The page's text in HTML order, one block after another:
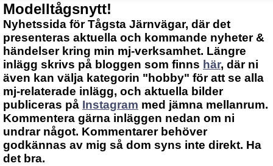
Modelltågsnytt!
Nyhetssida för Tågsta Järnvägar, där det
presenteras aktuella och kommande nyheter &
händelser kring min mj-verksamhet. Längre
inlägg skrivs på bloggen som finns här, där ni
även kan välja kategorin "hobby" för att se alla
mj-relaterade inlägg, och aktuella bilder
publiceras på Instagram med jämna mellanrum.
Kommentera gärna inläggen nedan om ni
undrar något. Kommentarer behöver
godkännas av mig så dom syns inte direkt. Ha
det bra.